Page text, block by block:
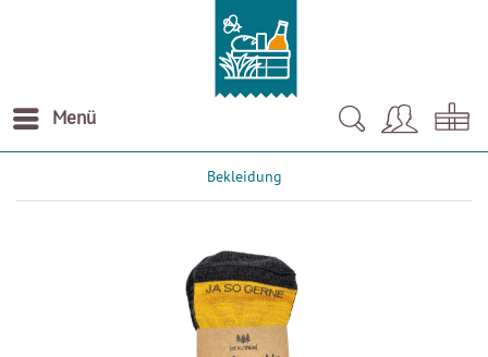
Menü
Bekleidung